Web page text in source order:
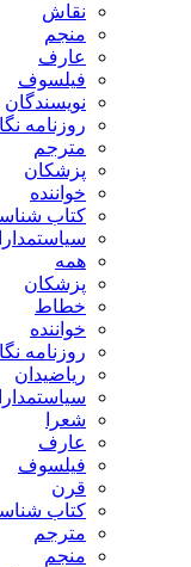
نقاش
منجم
عارف
فیلسوف
نویسندگان
روزنامه نگار
مترجم
پزشکان
خواننده
کتاب شناسی
سیاستمداران
همه
پزشکان
خطاط
خواننده
روزنامه نگار
ریاضیدان
سیاستمداران
شعرا
عارف
فیلسوف
قرن
کتاب شناسی
مترجم
منجم